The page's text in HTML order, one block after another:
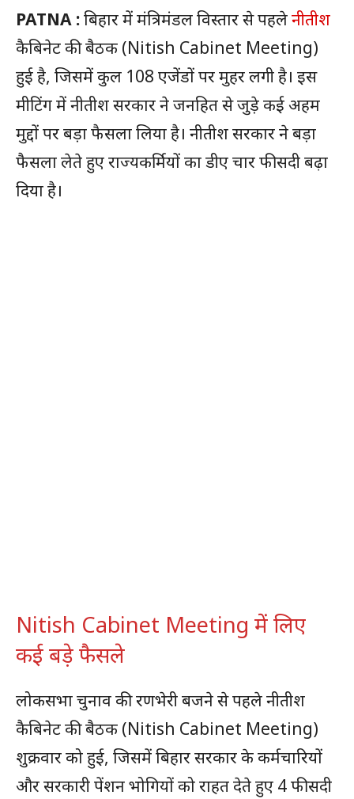
PATNA :बिहार में मंत्रिमंडल विस्तार से पहलेनीतीश
कैबिनेट की बैठक (Nitish Cabinet Meeting)
हुई है, जिसमें कुल 108 एजेंडों पर मुहर लगी है। इस
मीटिंग में नीतीश सरकार ने जनहित से जुड़े कई अहम
मुद्दों पर बड़ा फैसला लिया है। नीतीश सरकार ने बड़ा
फैसला लेते हुए राज्यकर्मियों का डीए चार फीसदी बढ़ा
दिया है।
Nitish Cabinet Meeting में लिए
कई बड़े फैसले
लोकसभा चुनाव की रणभेरी बजने से पहले नीतीश
कैबिनेट की बैठक (Nitish Cabinet Meeting)
शुक्रवार को हुई, जिसमें बिहार सरकार के कर्मचारियों
और सरकारी पेंशन भोगियों को राहत देते हुए 4 फीसदी